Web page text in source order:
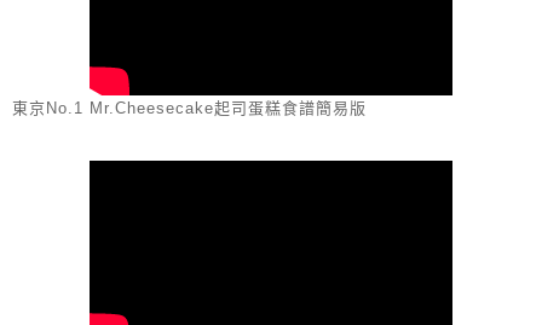
東京No.1 Mr.Cheesecake起司蛋糕食譜簡易版